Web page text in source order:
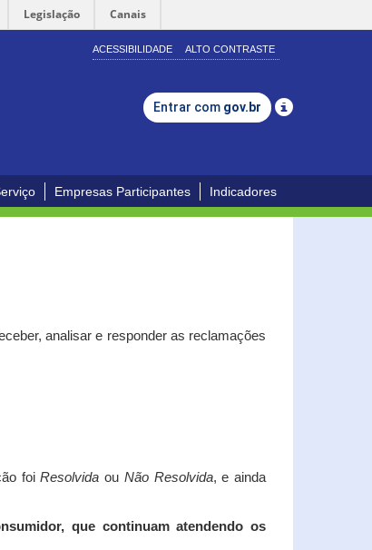
Legislação Canais
ACESSIBILIDADE ALTO CONTRASTE
Entrar com gov.br
Empresas Participantes Indicadores
analisar e responder as reclamações
foiResolvida ou Não Resolvida, e ainda
que continuam atendendo os